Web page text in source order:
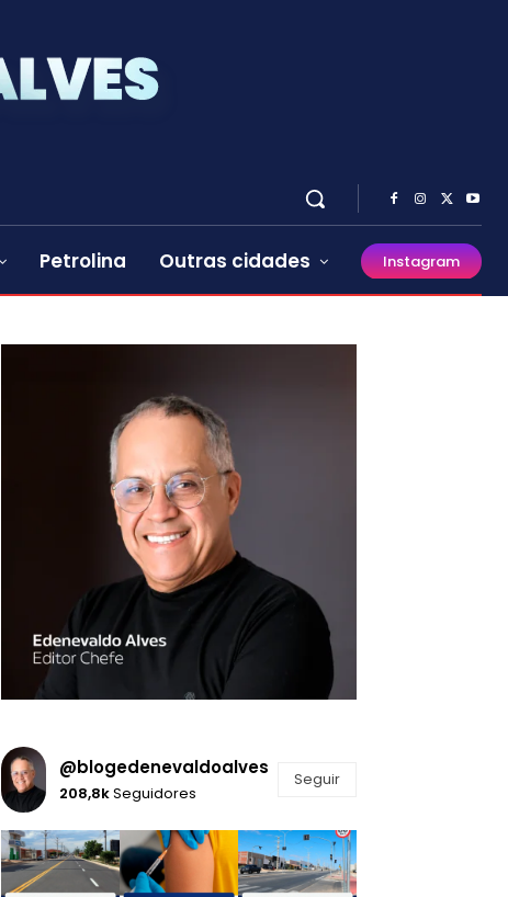
Petrolina Outras cidades Instagram
@blogedenevaldoalves
208,8kSeguidores
Seguir